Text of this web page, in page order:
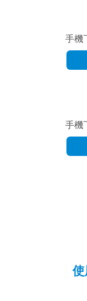
手機
手機
使